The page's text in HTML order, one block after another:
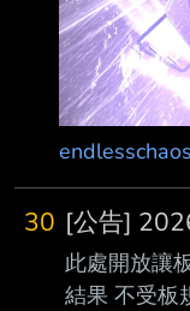
後方做好支
雖然很強 但
拼 玩完 HF
的熱血戰鬥
endlesschaos
30 [公告]
此處開放讓
結果 不受板